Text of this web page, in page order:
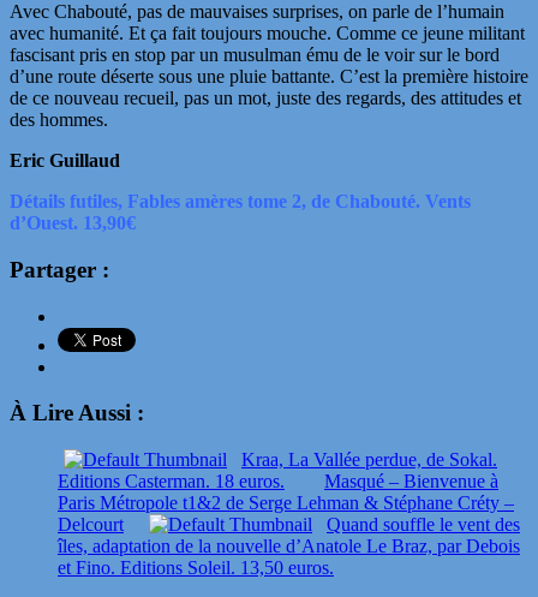
Avec Chabouté, pas de mauvaises surprises, on parle de l’humain
avec humanité. Et ça fait toujours mouche. Comme ce jeune militant
fascisant pris en stop par un musulman ému de le voir sur le bord
d’une route déserte sous une pluie battante. C’est la première histoire
de ce nouveau recueil, pas un mot, juste des regards, des attitudes et
des hommes.
Eric Guillaud
Détails futiles, Fables amères tome 2, de Chabouté. Vents
d’Ouest. 13,90€
Partager :
À Lire Aussi :
Kraa, La Vallée perdue, de Sokal.
Editions Casterman. 18 euros.
Masqué – Bienvenue à
Paris Métropole t1&2 de Serge Lehman & Stéphane Créty –
Delcourt
Quand souffle le vent des
îles, adaptation de la nouvelle d’Anatole Le Braz, par Debois
et Fino. Editions Soleil. 13,50 euros.